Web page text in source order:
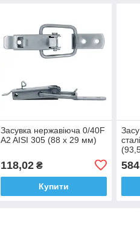
Засувка нержавіюча 0/40F
A2 AISI 305 (88 х 29 мм)
118,02₴
Купити
584